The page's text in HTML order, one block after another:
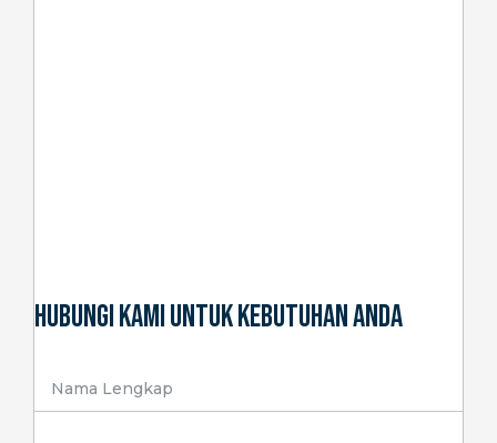
Hubungi Kami Untuk Kebutuhan Anda